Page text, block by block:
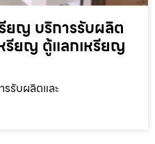
ยญ บริการรับผลิต
รียญ ตู้แลกเหรียญ
รรับผลิตและ